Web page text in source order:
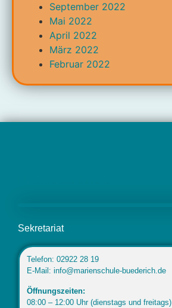
September 2022
Mai 2022
April 2022
März 2022
Februar 2022
Sekretariat
Telefon: 02922 28 19
E-Mail: info@marienschule-buederich.de
Öffnungszeiten:
08:00 – 12:00 Uhr (dienstags und freitags)